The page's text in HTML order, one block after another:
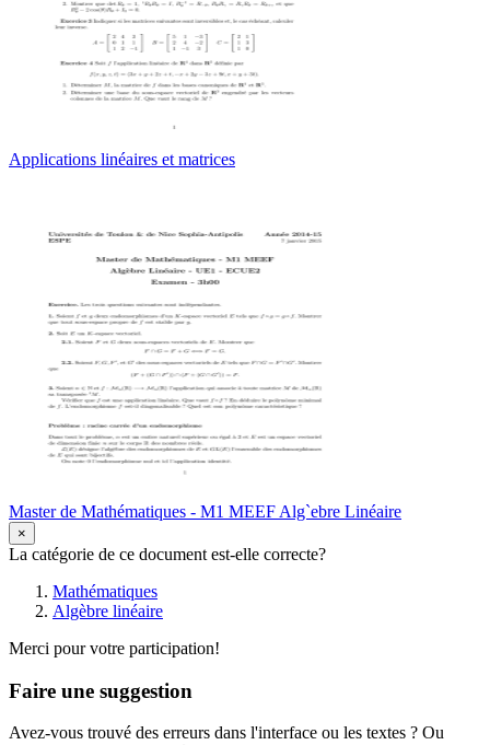
Applications linéaires et matrices
Master de Mathématiques - M1 MEEF Alg`ebre Linéaire
×
La catégorie de ce document est-elle correcte?
Mathématiques
Algèbre linéaire
Merci pour votre participation!
Faire une suggestion
Avez-vous trouvé des erreurs dans l'interface ou les textes ? Ou